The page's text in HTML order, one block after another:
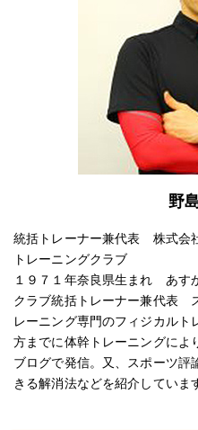
野
統括トレーナー兼代表 株式会
トレーニングクラブ
１９７１年奈良県生まれ あす
クラブ統括トレーナー兼代表
レーニング専門のフィジカル
方までに体幹トレーニングによ
ブログで発信。又、スポーツ評
きる解消法などを紹介していま